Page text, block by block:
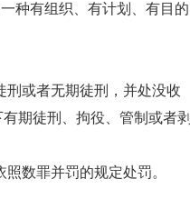
种有组织、有计划、有目的
或者无期徒刑，并处没收
期徒刑、拘役、管制或者剥
数罪并罚的规定处罚。